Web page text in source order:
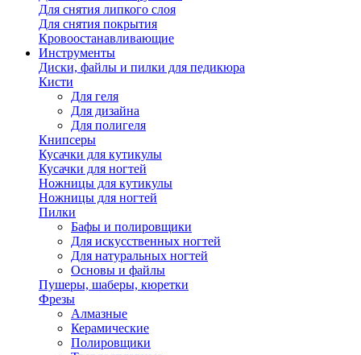
Для снятия липкого слоя
Для снятия покрытия
Кровоостанавливающие
Инструменты
Диски, файлы и пилки для педикюра
Кисти
Для геля
Для дизайна
Для полигеля
Книпсеры
Кусачки для кутикулы
Кусачки для ногтей
Ножницы для кутикулы
Ножницы для ногтей
Пилки
Бафы и полировщики
Для искусственных ногтей
Для натуральных ногтей
Основы и файлы
Пушеры, шаберы, кюретки
Фрезы
Алмазные
Керамические
Полировщики